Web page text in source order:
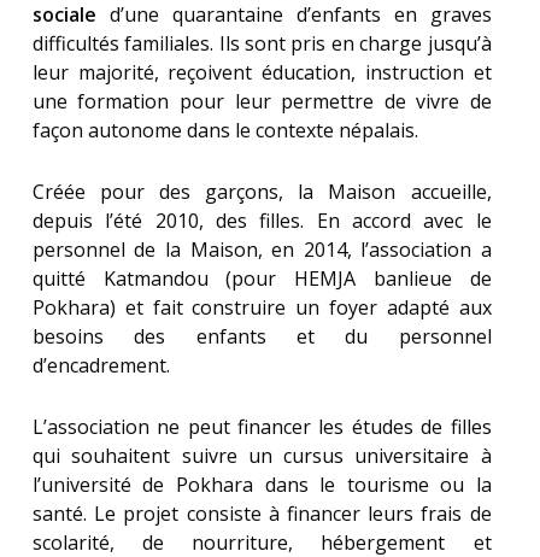
sociale d’une quarantaine d’enfants en graves
difficultés familiales. Ils sont pris en charge jusqu’à
leur majorité, reçoivent éducation, instruction et
une formation pour leur permettre de vivre de
façon autonome dans le contexte népalais.
Créée pour des garçons, la Maison accueille,
depuis l’été 2010, des filles. En accord avec le
personnel de la Maison, en 2014, l’association a
quitté Katmandou (pour HEMJA banlieue de
Pokhara) et fait construire un foyer adapté aux
besoins des enfants et du personnel
d’encadrement.
L’association ne peut financer les études de filles
qui souhaitent suivre un cursus universitaire à
l’université de Pokhara dans le tourisme ou la
santé. Le projet consiste à financer leurs frais de
scolarité, de nourriture, hébergement et